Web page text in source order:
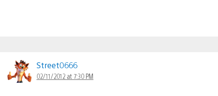
Street0666
02/11/2012 at 7:30 PM